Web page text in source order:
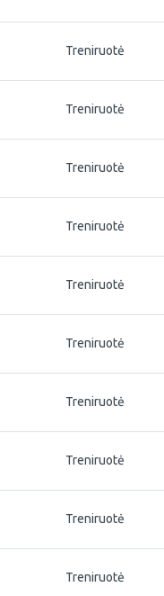
Treniruotė
Treniruotė
Treniruotė
Treniruotė
Treniruotė
Treniruotė
Treniruotė
Treniruotė
Treniruotė
Treniruotė